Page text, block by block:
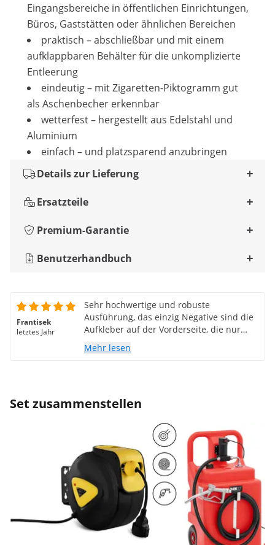
Eingangsbereiche in öffentlichen Einrichtungen,
Büros, Gaststätten oder ähnlichen Bereichen
praktisch – abschließbar und mit einem
aufklappbaren Behälter für die unkomplizierte
Entleerung
eindeutig – mit Zigaretten-Piktogramm gut
als Aschenbecher erkennbar
wetterfest – hergestellt aus Edelstahl und
Aluminium
einfach – und platzsparend anzubringen
Details zur Lieferung
Ersatzteile
Premium-Garantie
Benutzerhandbuch
Frantisek
letztes Jahr
Sehr hochwertige und robuste
Ausführung, das einzig Negative sind die
Aufkleber auf der Vorderseite, die nur
sehr schwer zu entfernen sind!!!
Mehr lesen
Set zusammenstellen